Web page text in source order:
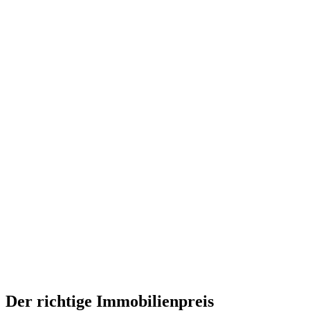
Der richtige Immobilienpreis